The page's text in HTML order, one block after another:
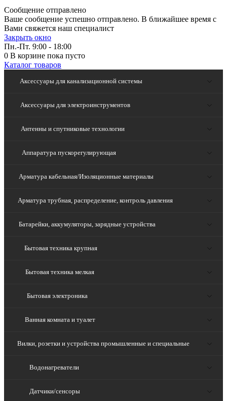
Сообщение отправлено
Ваше сообщение успешно отправлено. В ближайшее время с
Вами свяжется наш специалист
Закрыть окно
Пн.-Пт. 9:00 - 18:00
0 В корзине пока пусто
Каталог товаров
Аксессуары для канализационной системы
Аксессуары для электроинструментов
Антенны и спутниковые технологии
Аппаратура пускорегулирующая
Арматура кабельная/Изоляционные материалы
Арматура трубная, распределение, контроль давления
Батарейки, аккумуляторы, зарядные устройства
Бытовая техника крупная
Бытовая техника мелкая
Бытовая электроника
Ванная комната и туалет
Вилки, розетки и устройства промышленные и специальные
Водонагреватели
Датчики/сенсоры